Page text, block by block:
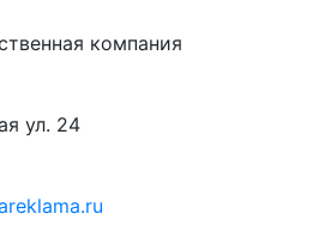
компания
ул. 24